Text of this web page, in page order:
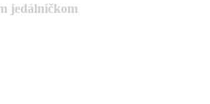
jedálničkom